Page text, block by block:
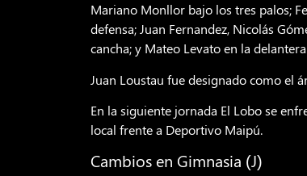
Mariano Monllor bajo los tres palos;
defensa; Juan Fernandez, Nicolás
cancha; y Mateo Levato en la
Juan Loustau fue designado como el
En la siguiente jornada El Lobo se
local frente a Deportivo Maipú.
Cambios en Gimnasia (J)